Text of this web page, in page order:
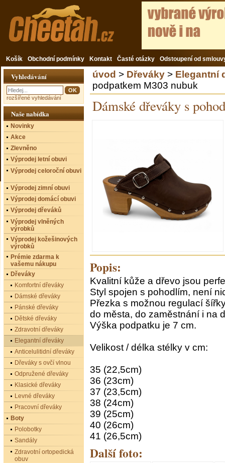
Košík Obchodní podmínky Kontakt Časté otázky Odstoupení od
úvod > Dřeváky > Elegantní
podpatkem M303 nubuk
Dámské dřeváky s
Popis:
Kvalitní kůže a dřevo jsou
Styl spojen s pohodlím, není
Přezka s možnou regulací
do města, do zaměstnání i na
Výška podpatku je 7 cm.
Velikost / délka stélky v cm:
35 (22,5cm)
36 (23cm)
37 (23,5cm)
38 (24cm)
39 (25cm)
40 (26cm)
41 (26,5cm)
Další foto:
Vyhledávání
rozšířené vyhledávání
Naše nabídka
Novinky
Akce
Zlevněno
Výprodej letní obuvi
Výprodej celoroční obuvi
Výprodej zimní obuvi
Výprodej domácí obuvi
Výprodej dřeváků
Výprodej vlněných
výrobků
Výprodej kožešinových
výrobků
Prémie zdarma k
vašemu nákupu
Dřeváky
Komfortní dřeváky
Dámské dřeváky
Pánské dřeváky
Dětské dřeváky
Zdravotní dřeváky
Elegantní dřeváky
Anticelulitidní dřeváky
Dřeváky s ovčí vlnou
Odpružené dřeváky
Klasické dřeváky
Levné dřeváky
Pracovní dřeváky
Boty
Polobotky
Sandály
Zdravotní ortopedická
obuv